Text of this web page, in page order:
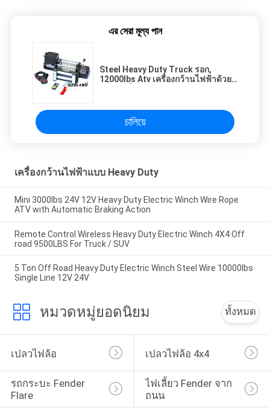
এর সেরা মূল্য পান
Steel Heavy Duty Truck รอก,
12000lbs Atv เครื่องกว้านไฟฟ้าด้วย
চালিয়ে
เครื่องกว้านไฟฟ้าแบบ Heavy Duty
Mini 3000lbs 24V 12V Heavy Duty Electric Winch Wire Rope
ATV with Automatic Braking Action
Remote Control Wireless Heavy Duty Electric Winch 4X4 Off
road 9500LBS For Truck / SUV
5 Ton Off Road Heavy Duty Electric Winch Steel Wire 10000lbs
Single Line 12V 24V
หมวดหมู่ยอดนิยม ทั้งหมด
เปลวไฟล้อ เปลวไฟล้อ 4x4
รถกระบะ Fender
Flare
ไฟเลี้ยว Fender จาก
ถนน